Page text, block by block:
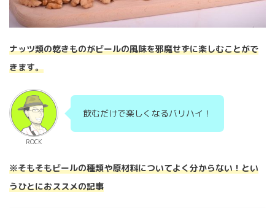
ナッツ類の乾きものがビールの風味を邪魔せずに楽しむことがで
きます。
ROCK
飲むだけで楽しくなるバリハイ！
※そもそもビールの種類や原材料についてよく分からない！とい
うひとにおススメの記事